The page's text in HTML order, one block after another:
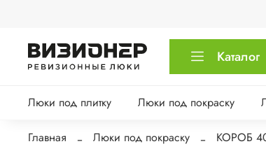
Каталог
Люки под плитку Люки под покраску
Главная Люки под покраску КОРОБ